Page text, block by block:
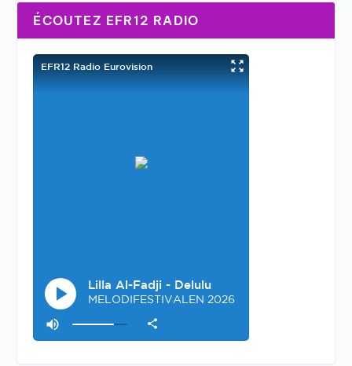
ÉCOUTEZ EFR12 RADIO